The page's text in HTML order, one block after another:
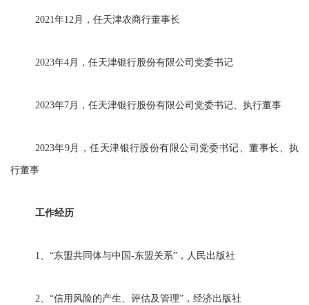
2021年12月，任天津农商行董事长
2023年4月，任天津银行股份有限公司党委书记
2023年7月，任天津银行股份有限公司党委书记、执行董事
2023年9月，任天津银行股份有限公司党委书记、董事长、执
行董事
工作经历
1、“东盟共同体与中国-东盟关系”，人民出版社
2、“信用风险的产生、评估及管理”，经济出版社